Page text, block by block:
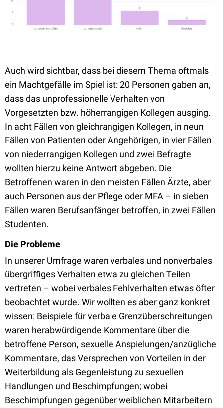
Auch wird sichtbar, dass bei diesem Thema oftmals
ein Machtgefälle im Spiel ist: 20 Personen gaben an,
dass das unprofessionelle Verhalten von
Vorgesetzten bzw. höherrangigen Kollegen ausging.
In acht Fällen von gleichrangigen Kollegen, in neun
Fällen von Patienten oder Angehörigen, in vier Fällen
von niederrangigen Kollegen und zwei Befragte
wollten hierzu keine Antwort abgeben. Die
Betroffenen waren in den meisten Fällen Ärzte, aber
auch Personen aus der Pflege oder MFA – in sieben
Fällen waren Berufsanfänger betroffen, in zwei Fällen
Studenten.
Die Probleme
In unserer Umfrage waren verbales und nonverbales
übergriffiges Verhalten etwa zu gleichen Teilen
vertreten – wobei verbales Fehlverhalten etwas öfter
beobachtet wurde. Wir wollten es aber ganz konkret
wissen: Beispiele für verbale Grenzüberschreitungen
waren herabwürdigende Kommentare über die
betroffene Person, sexuelle Anspielungen/anzügliche
Kommentare, das Versprechen von Vorteilen in der
Weiterbildung als Gegenleistung zu sexuellen
Handlungen und Beschimpfungen; wobei
Beschimpfungen gegenüber weiblichen Mitarbeitern